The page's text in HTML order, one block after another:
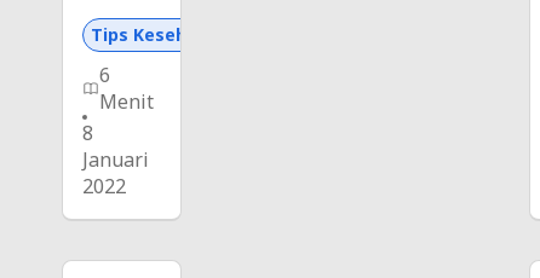
Tips Kesehatan dan Asuransi
6
Menit
8
Januari
2022